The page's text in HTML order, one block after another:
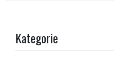
Kategorie